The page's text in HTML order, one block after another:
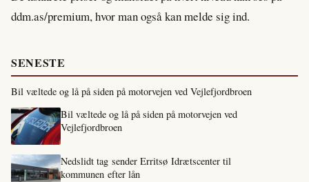
ddm.as/premium, hvor man også kan melde sig ind.
SENESTE
Bil væltede og lå på siden på motorvejen ved Vejlefjordbroen
Bil væltede og lå på siden på motorvejen ved
Vejlefjordbroen
Nedslidt tag sender Erritsø Idrætscenter til
kommunen efter lån